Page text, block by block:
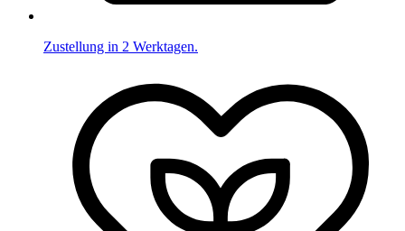
Zustellung in 2 Werktagen.